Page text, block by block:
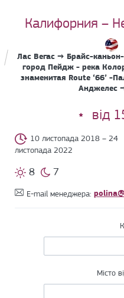
Калифорния –
Лас Вегас → Брайс-
город Пейдж - река
знаменитая Route ‘66’ -
Анджелес
від
10 листопада 2018 – 24
листопада 2022
8 7
E-mail менеджера:
Місто